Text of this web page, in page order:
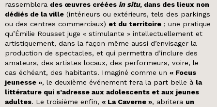
rassemblera des œuvres créées in situ, dans des lieux non
dédiés de la ville (intérieurs ou extérieurs, tels des parkings
ou des centres commerciaux) et du territoire ; une pratique
qu’Émilie Rousset juge « stimulante » intellectuellement et
artistiquement, dans la façon même aussi d’envisager la
production de spectacles, et qui permettra d’inclure des
amateurs, des artistes locaux, des performeurs, voire, le
cas échéant, des habitants. Imaginé comme un « Focus
jeunesse », le deuxième événement fera la part belle à la
littérature qui s’adresse aux adolescents et aux jeunes
adultes. Le troisième enfin, « La Caverne », abritera un